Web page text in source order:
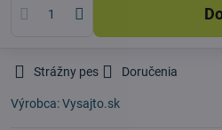
Strážny pes Doručenia
Výrobca:Vysajto.sk